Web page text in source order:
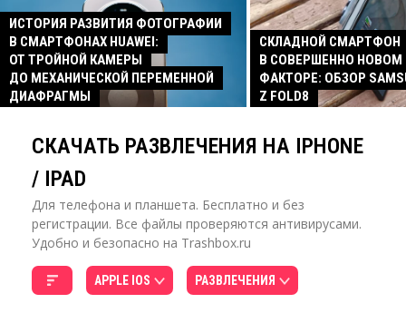
ИСТОРИЯ РАЗВИТИЯ ФОТОГРАФИИ
В СМАРТФОНАХ HUAWEI:
ОТ ТРОЙНОЙ КАМЕРЫ
ДО МЕХАНИЧЕСКОЙ ПЕРЕМЕННОЙ
ДИАФРАГМЫ
СКЛАДНОЙ СМАРТФОН
В СОВЕРШЕННО
ФАКТОРЕ: ОБЗОР
Z FOLD8
СКАЧАТЬ РАЗВЛЕЧЕНИЯ НА IPHONE
/ IPAD
Для телефона и планшета. Бесплатно и без
регистрации. Все файлы проверяются антивирусами.
Удобно и безопасно на Trashbox.ru
APPLE IOS РАЗВЛЕЧЕНИЯ